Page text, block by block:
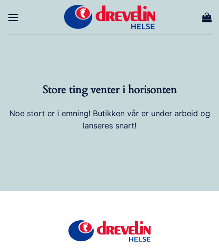
Store ting venter i horisonten
Noe stort er i emning! Butikken vår er under arbeid og
lanseres snart!